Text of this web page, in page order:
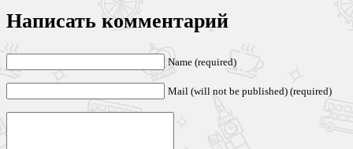
Написать комментарий
Name (required)
Mail (will not be published) (required)